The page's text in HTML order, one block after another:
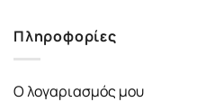
Πληροφορίες
Ο λογαριασμός μου